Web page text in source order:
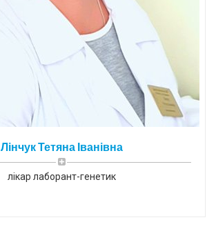
Лінчук Тетяна Іванівна
лікар лаборант-генетик